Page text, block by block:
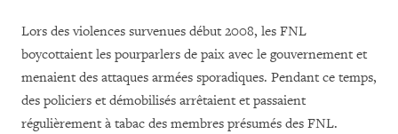
Lors des violences survenues début 2008, les FNL
boycottaient les pourparlers de paix avec le gouvernement et
menaient des attaques armées sporadiques. Pendant ce temps,
des policiers et démobilisés arrêtaient et passaient
régulièrement à tabac des membres présumés des FNL.